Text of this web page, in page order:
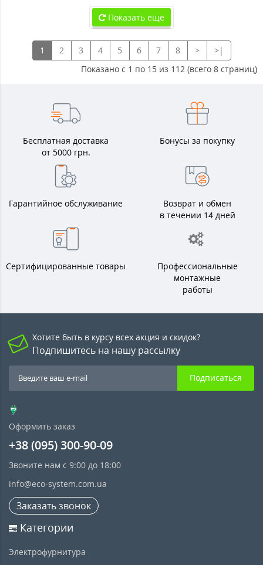
Показать еще
1 2 3 4 5 6 7 8 >
>|
Показано с 1 по 15 из 112 (всего 8 страниц)
Бесплатная доставка
от 5000 грн.
Бонусы за покупку
Гарантийное обслуживание
Возврат и обмен
в течении 14 дней
Сертифицированные товары
Профессиональные
монтажные
работы
Хотите быть в курсу всех акция и скидок?
Подпишитесь на нашу рассылку
Подписаться
Оформить заказ
+38 (095) 300-90-09
Звоните нам с 9:00 до 18:00
info@eco-system.com.ua
Заказать звонок
Категории
Электрофурнитура